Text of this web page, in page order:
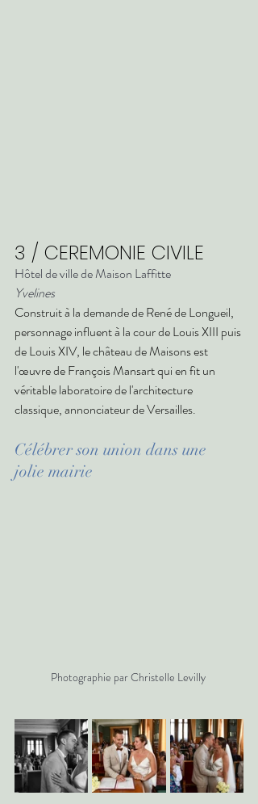
3 / CEREMONIE CIVILE
Hôtel de ville de Maison Laffitte
Yvelines
Construit à la demande de René de Longueil,
personnage influent à la cour de Louis XIII puis
de Louis XIV, le château de Maisons est
l'œuvre de François Mansart qui en fit un
véritable laboratoire de l'architecture
classique, annonciateur de Versailles.
Célébrer son union dans une
jolie mairie
Photographie par Christelle Levilly